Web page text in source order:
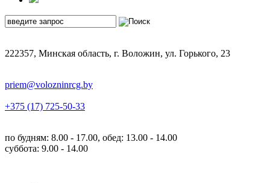
222357, Минская область, г. Воложин, ул. Горького, 23
priem@volozninrcg.by
+375 (17) 725-50-33
по будням: 8.00 - 17.00, обед: 13.00 - 14.00
суббота: 9.00 - 14.00